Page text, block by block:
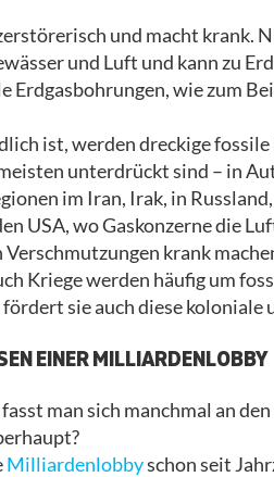
und macht krank.
und Luft und kann zu
Erdgasbohrungen, wie zum
ist, werden dreckige
unterdrückt sind – in
im Iran, Irak, in
USA, wo Gaskonzerne die
krank
Kriege werden häufig um
sie auch diese
EINER MILLIARDENLOBBY
man sich manchmal an
Milliardenlobbyschon seit